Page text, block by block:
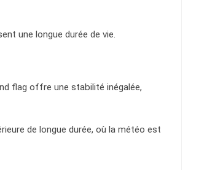
une longue durée de vie.
flag offre une stabilité inégalée,
de longue durée, où la météo est